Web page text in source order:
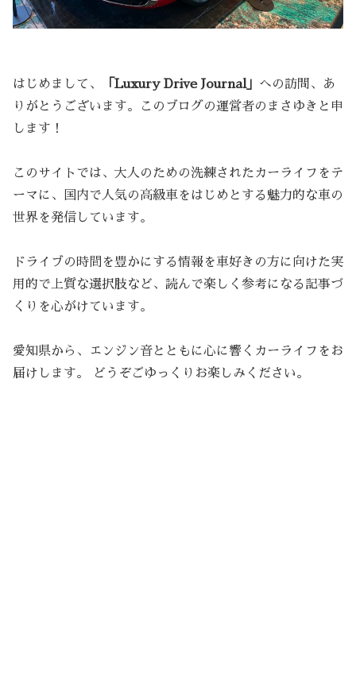
はじめまして、 「Luxury Drive Journal」 への訪問、あ
りがとうございます。このブログの運営者のまさゆきと申
します！
このサイトでは、大人のための洗練されたカーライフをテ
ーマに、国内で人気の高級車をはじめとする魅力的な車の
世界を発信しています。
ドライブの時間を豊かにする情報を車好きの方に向けた実
用的で上質な選択肢など、読んで楽しく参考になる記事づ
くりを心がけています。
愛知県から、エンジン音とともに心に響くカーライフをお
届けします。 どうぞごゆっくりお楽しみください。